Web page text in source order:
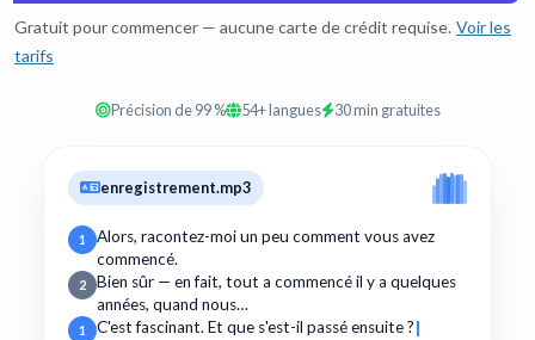
Gratuit pour commencer — aucune carte de crédit requise. Voir les
tarifs
Précision de 99 % 54+ langues 30 min gratuites
enregistrement.mp3
1
Alors, racontez-moi un peu comment vous avez
commencé.
2
Bien sûr — en fait, tout a commencé il y a quelques
années, quand nous…
1 C'est fascinant. Et que s'est-il passé ensuite ?